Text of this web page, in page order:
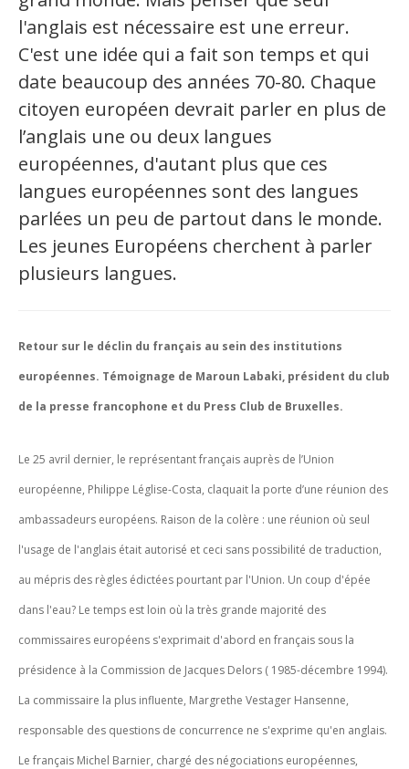
l'anglais est nécessaire est une erreur.
C'est une idée qui a fait son temps et qui
date beaucoup des années 70-80. Chaque
citoyen européen devrait parler en plus de
l’anglais une ou deux langues
européennes, d'autant plus que ces
langues européennes sont des langues
parlées un peu de partout dans le monde.
Les jeunes Européens cherchent à parler
plusieurs langues.
Retour sur le déclin du français au sein des institutions
européennes. Témoignage de Maroun Labaki, président du club
de la presse francophone et du Press Club de Bruxelles.
Le 25 avril dernier, le représentant français auprès de l’Union
européenne, Philippe Léglise-Costa, claquait la porte d’une réunion des
ambassadeurs européens. Raison de la colère : une réunion où seul
l'usage de l'anglais était autorisé et ceci sans possibilité de traduction,
au mépris des règles édictées pourtant par l'Union. Un coup d'épée
dans l'eau? Le temps est loin où la très grande majorité des
commissaires européens s'exprimait d'abord en français sous la
présidence à la Commission de Jacques Delors ( 1985-décembre 1994).
La commissaire la plus influente, Margrethe Vestager Hansenne,
responsable des questions de concurrence ne s'exprime qu'en anglais.
Le français Michel Barnier, chargé des négociations européennes,